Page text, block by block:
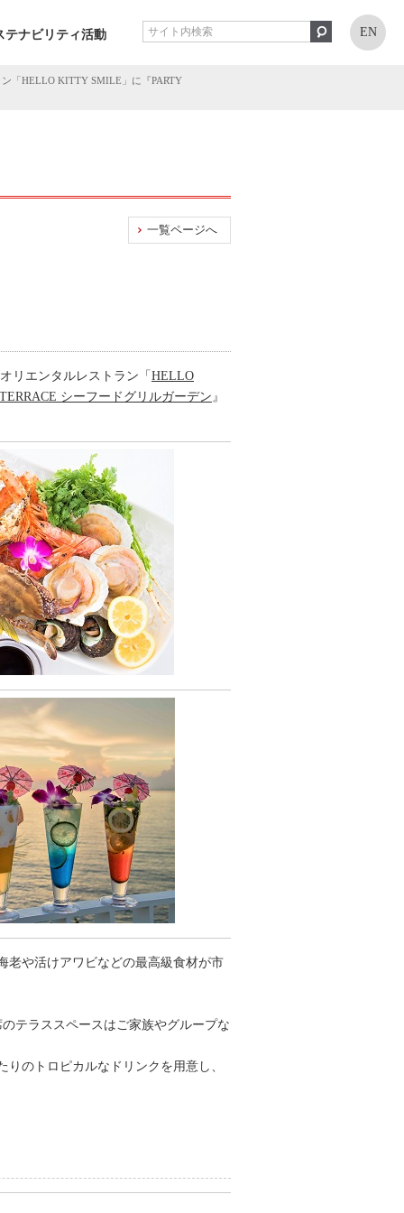
テナビリティ活動 EN
「HELLO KITTY SMILE」に『PARTY
一覧ページへ
リエンタルレストラン「 HELLO
シーフードグリルガーデン 』
老や活けアワビなどの最高級食材が市
テラススペースはご家族やグループな
のトロピカルなドリンクを用意し、